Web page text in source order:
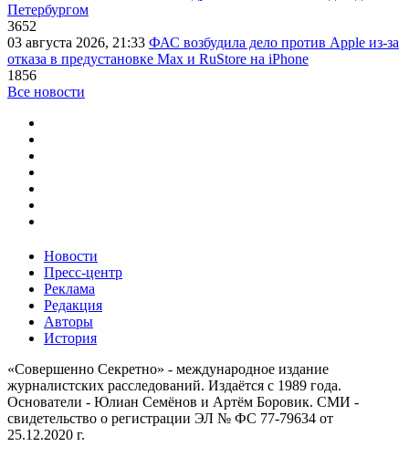
Петербургом
3652
03 августа 2026, 21:33 ФАС возбудила дело против Apple из-за
отказа в предустановке Max и RuStore на iPhone
1856
Все новости
Новости
Пресс-центр
Реклама
Редакция
Авторы
История
«Совершенно Секретно» - международное издание
журналистских расследований. Издаётся с 1989 года.
Основатели - Юлиан Семёнов и Артём Боровик. CМИ -
свидетельство о регистрации ЭЛ № ФС 77-79634 от
25.12.2020 г.